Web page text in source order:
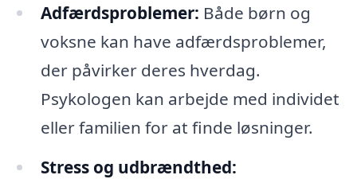
Adfærdsproblemer: Både børn og
voksne kan have adfærdsproblemer,
der påvirker deres hverdag.
Psykologen kan arbejde med individet
eller familien for at finde løsninger.
Stress og udbrændthed: